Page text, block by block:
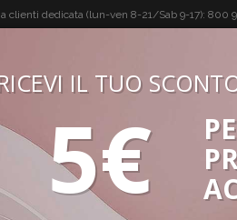
clienti dedicata (lun-ven 8-21/Sab 9-17): 800
BUON VINO,
CONFEZIONI SPIRITS
IL TUO
5€